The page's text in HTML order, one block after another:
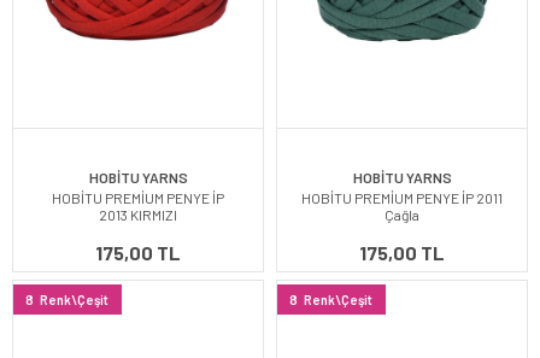
HOBİTU YARNS
HOBİTU PREMİUM PENYE İP
2013 KIRMIZI
175,00 TL
HOBİTU YARNS
HOBİTU PREMİUM PENYE İP 2011
Çağla
175,00 TL
8 Renk\Çeşit 8 Renk\Çeşit